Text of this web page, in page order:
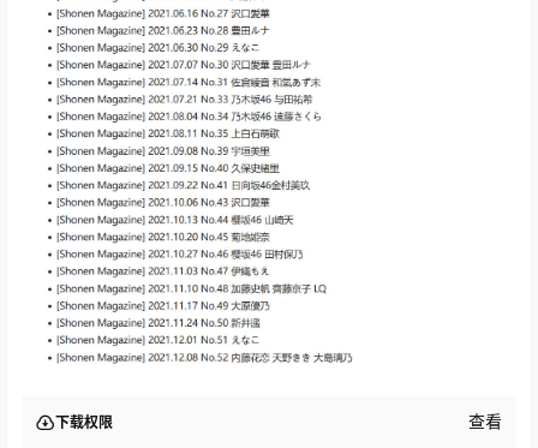
下载权限 查看